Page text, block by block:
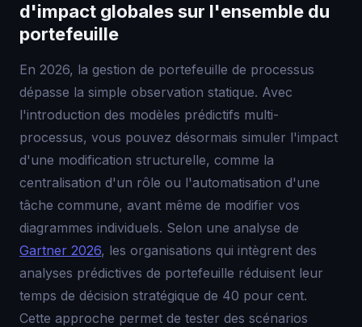
d'impact globales sur l'ensemble du
portefeuille
En 2026, la gestion de portefeuille de processus
dépasse la simple observation statique. Avec
l'introduction des modèles prédictifs multi-
processus, vous pouvez désormais simuler l'impact
d'une modification structurelle, comme la
centralisation d'un rôle ou l'automatisation d'une
tâche commune, avant même de modifier vos
diagrammes individuels. Selon une analyse de
Gartner 2026, les organisations qui intègrent des
analyses prédictives de portefeuille réduisent leur
temps de décision stratégique de 40 pour cent.
Cette approche permet de tester des scénarios